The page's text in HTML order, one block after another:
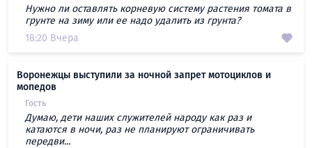
Нужно ли оставлять корневую систему растения томата в
грунте на зиму или ее надо удалить из грунта?
18:20 Вчера
Воронежцы выступили за ночной запрет мотоциклов и
мопедов
Гость
Думаю, дети наших служителей народу как раз и
катаются в ночи, раз не планируют ограничивать
передви...